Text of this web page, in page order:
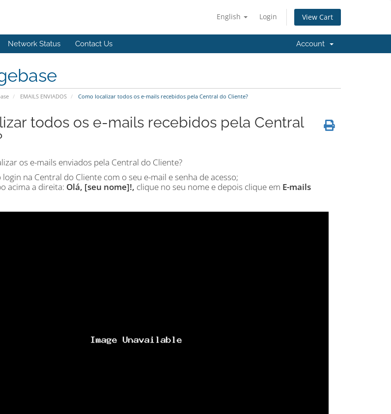
English Login View Cart
Network Status Contact Us Account
EMAILS ENVIADOS Como localizar todos os e-mails recebidos pela Central do Cliente?
todos os e-mails recebidos pela Central
os e-mails enviados pela Central do Cliente?
na Central do Cliente com o seu e-mail e senha de acesso;
acima a direita: Olá, [seu nome]!, clique no seu nome e depois clique em E-mails